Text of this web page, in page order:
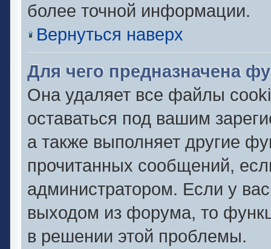
более точной информации.
Вернуться наверх
Для чего предназначена
Она удаляет все файлы
оставаться под вашим
а также выполняет другие
прочитанных сообщений,
администратором. Если у
выходом из форума, то
в решении этой проблемы.